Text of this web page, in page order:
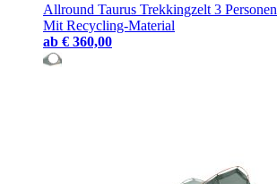
Allround Taurus Trekkingzelt 3 Personen
Mit Recycling-Material
ab € 360,00